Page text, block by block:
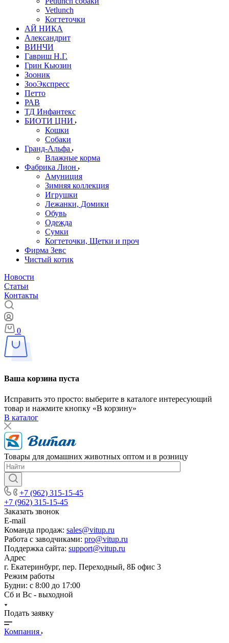
Vetlunch
Когтеточки
АЙ НИКА
Александрит
ВИНЧИ
Гавриш Н.Г.
Грин Кьюзин
Зооник
ЗооЭкспресс
Петто
РАВ
ТД Инфантекс
БИОТИ ЦНИ
Кошки
Собаки
Гранд-Альфа
Влажные корма
Фабрика Лион
Амуниция
Зимняя коллекция
Игрушки
Лежанки, Домики
Обувь
Одежда
Сумки
Когтеточки, Щетки и проч
Фирма Зевс
Чистый котик
Новости
Статьи
Контакты
0
Ваша корзина пуста
Исправить это просто: выберите в каталоге интересующий
товар и нажмите кнопку «В корзину»
В каталог
Товары для домашних животных оптом и в розницу
+7 (962) 315-15-45
+7 (962) 315-15-45
Заказать звонок
E-mail
Команда продаж: sales@vitup.ru
Работа с заводчиками: pro@vitup.ru
Поддержка сайта: support@vitup.ru
Адрес
г. Екатеринбург, пер. Переходный, 8Б офис 3
Режим работы
Будни: с 8:00 до 17:00
Сб и Вс - выходной
Подать заявку
Компания